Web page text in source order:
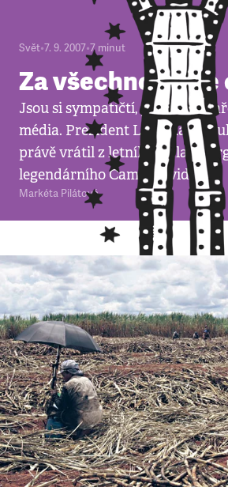
Svět•7. 9. 2007•7 minut
Za všechno
Jsou si sympatičtí, plesala na
média. Prezident Luiz Inácio
právě vrátil z letního sídla
legendárního Camp Davidu.
Markéta Pilátová